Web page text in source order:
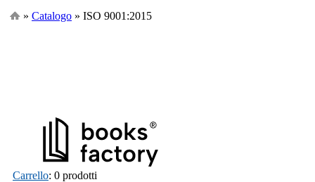
» Catalogo » ISO 9001:2015
Carrello: 0 prodotti